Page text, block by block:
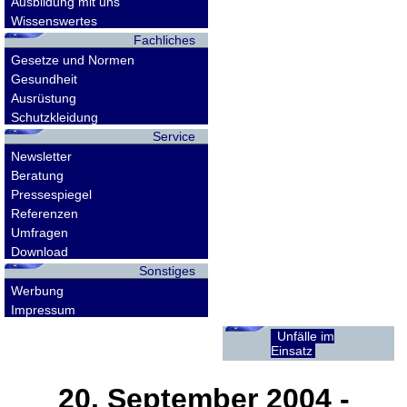
Wissenswertes
Fachliches
Gesetze und Normen
Gesundheit
Ausrüstung
Schutzkleidung
Service
Newsletter
Beratung
Pressespiegel
Referenzen
Umfragen
Download
Sonstiges
Werbung
Impressum
Unfälle im
Einsatz
20. September 2004-